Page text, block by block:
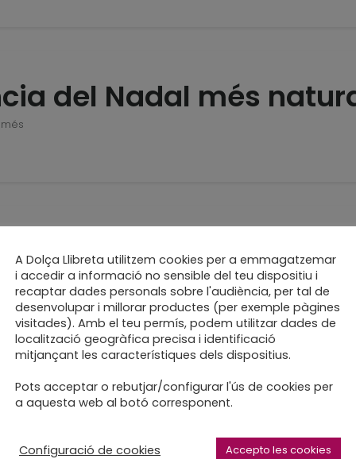
del Nadal més
molt
de Nadal
A Dolça Llibreta utilitzem cookies per a emmagatzemar
i accedir a informació no sensible del teu dispositiu i
recaptar dades personals sobre l'audiència, per tal de
desenvolupar i millorar productes (per exemple pàgines
visitades). Amb el teu permís, podem utilitzar dades de
localització geogràfica precisa i identificació
mitjançant les característiques dels dispositius.
Pots acceptar o rebutjar/configurar l'ús de cookies per
a aquesta web al botó corresponent.
Configuració de cookies Accepto les cookies